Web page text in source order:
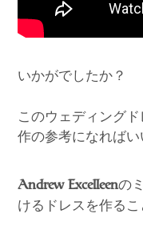
いかがでしたか？
このウェディング
作の参考になればい
Andrew Excelleenの
けるドレスを作るこ